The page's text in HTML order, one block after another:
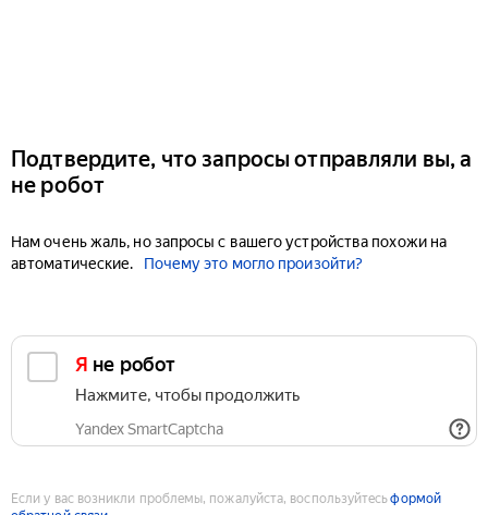
Подтвердите, что запросы отправляли вы, а
не робот
Нам очень жаль, но запросы с вашего устройства похожи на
автоматические.
Почему это могло произойти?
Я не робот
Нажмите, чтобы продолжить
Yandex SmartCaptcha
Если у вас возникли проблемы, пожалуйста, воспользуйтесьформой